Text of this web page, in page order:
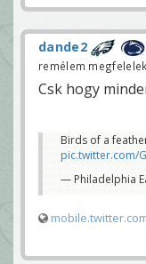
dande2
remélem
Csk hogy
Birds of a
pic.twitter.com/
— Philadelphia